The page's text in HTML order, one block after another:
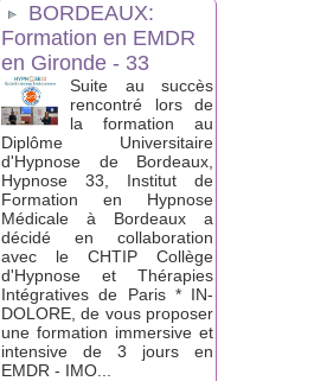
BORDEAUX:
Formation en EMDR
en Gironde - 33
Suite au succès
rencontré lors de
la formation au
Diplôme Universitaire
d'Hypnose de Bordeaux,
Hypnose 33, Institut de
Formation en Hypnose
Médicale à Bordeaux a
décidé en collaboration
avec le CHTIP Collège
d'Hypnose et Thérapies
Intégratives de Paris * IN-
DOLORE, de vous proposer
une formation immersive et
intensive de 3 jours en
EMDR - IMO...